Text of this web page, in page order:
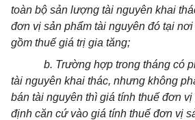
toàn bộ sản lượng tài nguyên khai
đơn vị sản phẩm tài nguyên đó tại
gồm thuế giá trị gia tăng;
b. Trường hợp trong tháng có
tài nguyên khai thác, nhưng không
bán tài nguyên thì giá tính thuế đơn
định căn cứ vào giá tính thuế đơn vị